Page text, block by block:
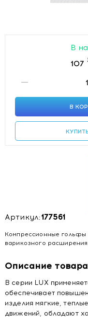
В
107
В
Артикул:177561
Компрессионные гольфы
варикозного
Описание товара
В серии LUX
обеспечивает
изделия мягкие,
движений, обладают